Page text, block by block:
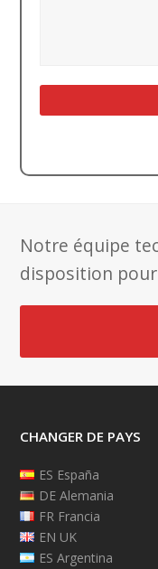
Notre équipe
disposition
CHANGER DE PAYS
ES España
DE Alemania
FR Francia
EN UK
ES Argentina